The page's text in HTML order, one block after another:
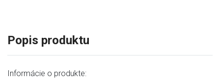
Popis produktu
Informácie o produkte: